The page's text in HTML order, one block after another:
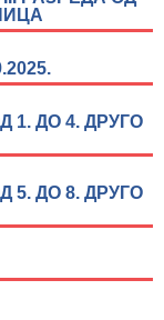
ДО 4. ДРУГО
ДО 8. ДРУГО